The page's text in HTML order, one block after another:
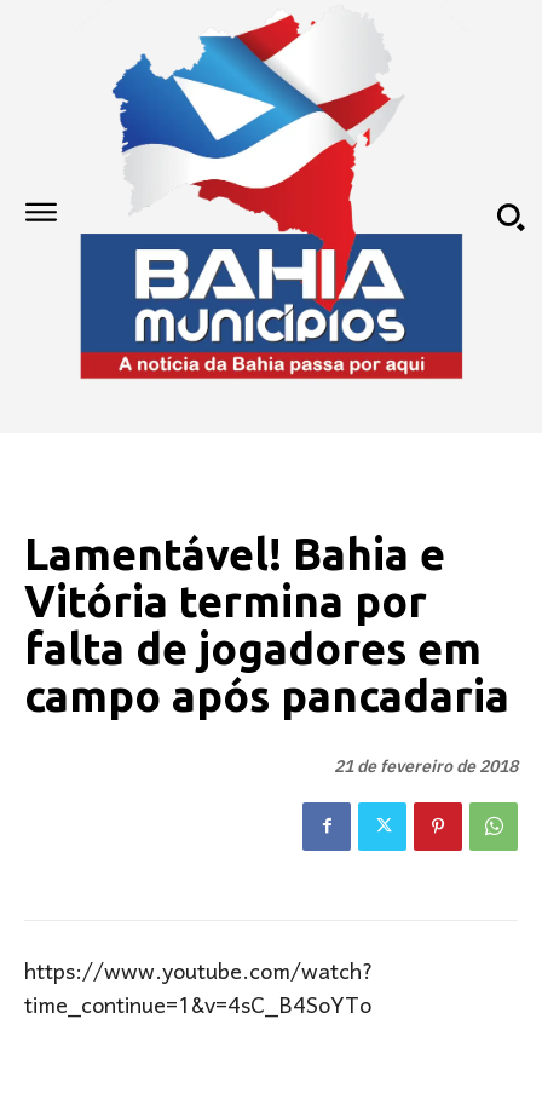
Lamentável! Bahia e
Vitória termina por
falta de jogadores em
campo após pancadaria
21 de fevereiro de 2018
https://www.youtube.com/watch?
time_continue=1&v=4sC_B4SoYTo